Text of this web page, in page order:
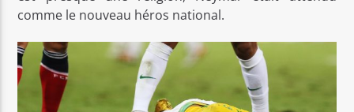
comme le nouveau héros national.